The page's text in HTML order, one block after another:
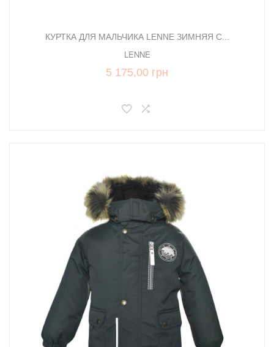
КУРТКА ДЛЯ МАЛЬЧИКА LENNE ЗИМНЯЯ С...
LENNE
5 175,00 грн